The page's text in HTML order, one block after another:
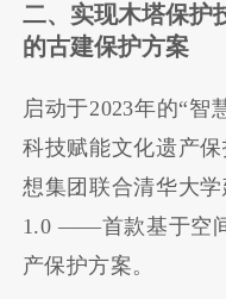
二、实现木塔保护
的古建保护方案
启动于2023年的“智
科技赋能文化遗产
想集团联合清华大
1.0 ——首款基于空
产保护方案。